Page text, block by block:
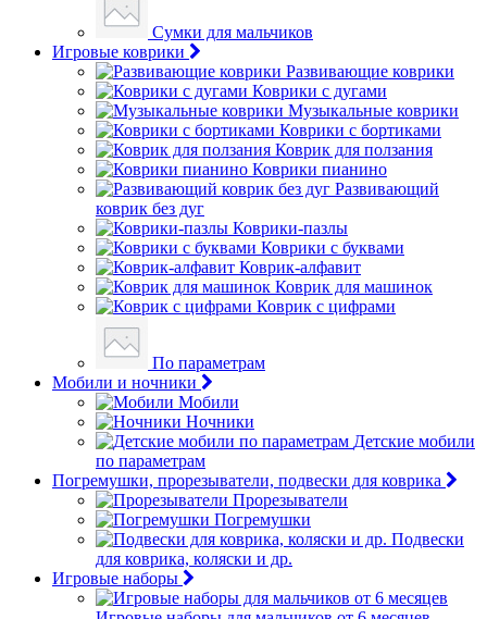
Сумки для мальчиков
Игровые коврики
Развивающие коврики
Коврики с дугами
Музыкальные коврики
Коврики с бортиками
Коврик для ползания
Коврики пианино
Развивающий
коврик без дуг
Коврики-пазлы
Коврики с буквами
Коврик-алфавит
Коврик для машинок
Коврик с цифрами
По параметрам
Мобили и ночники
Мобили
Ночники
Детские мобили
по параметрам
Погремушки, прорезыватели, подвески для коврика
Прорезыватели
Погремушки
Подвески
для коврика, коляски и др.
Игровые наборы